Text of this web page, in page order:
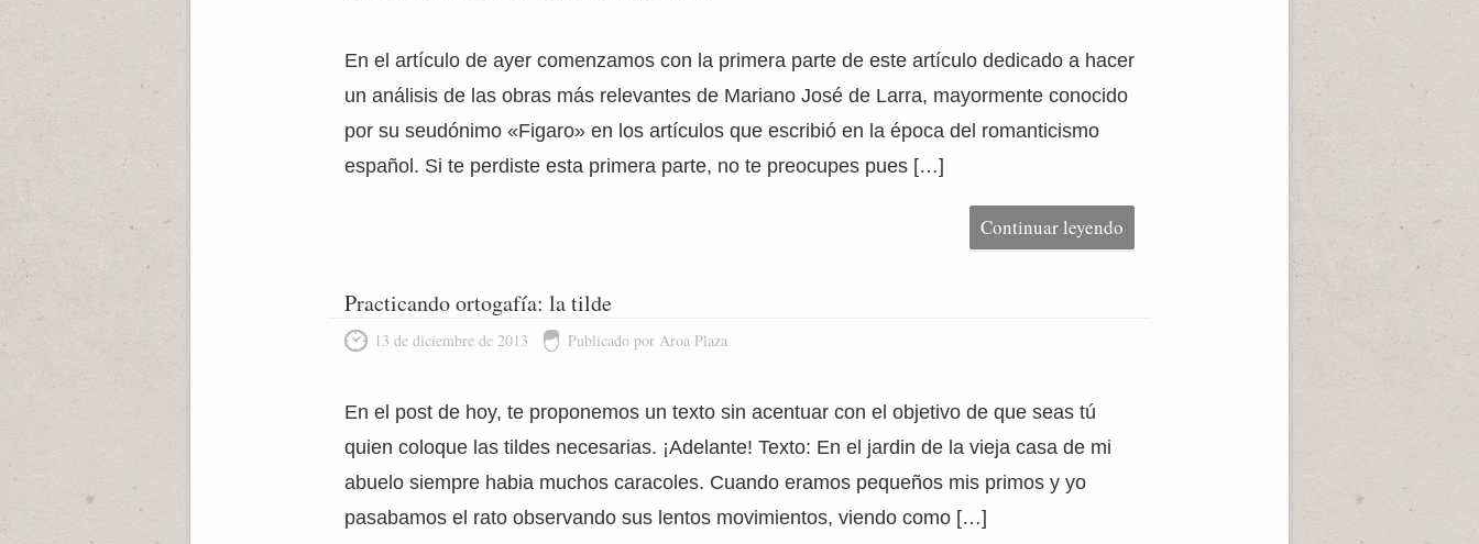
En el artículo de ayer comenzamos con la primera parte de este artículo dedicado a hacer
un análisis de las obras más relevantes de Mariano José de Larra, mayormente conocido
por su seudónimo «Figaro» en los artículos que escribió en la época del romanticismo
español. Si te perdiste esta primera parte, no te preocupes pues […]
Continuar leyendo
Practicando ortogafía: la tilde
13 de diciembre de 2013 Publicado por Aroa Plaza
En el post de hoy, te proponemos un texto sin acentuar con el objetivo de que seas tú
quien coloque las tildes necesarias. ¡Adelante! Texto: En el jardin de la vieja casa de mi
abuelo siempre habia muchos caracoles. Cuando eramos pequeños mis primos y yo
pasabamos el rato observando sus lentos movimientos, viendo como […]